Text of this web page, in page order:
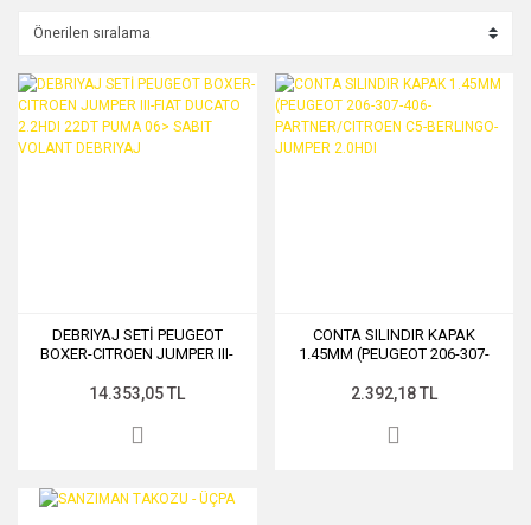
DEBRIYAJ SETİ PEUGEOT
BOXER-CITROEN JUMPER III-
PUMA 06> SABIT VOLANT
14.353,05 TL
CONTA SILINDIR KAPAK
1.45MM (PEUGEOT 206-307-
BERLINGO-JUMPER 2.0HDI
2.392,18 TL